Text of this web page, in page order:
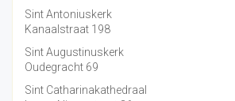
Sint Antoniuskerk
Kanaalstraat 198
Sint Augustinuskerk
Oudegracht 69
Sint Catharinakathedraal